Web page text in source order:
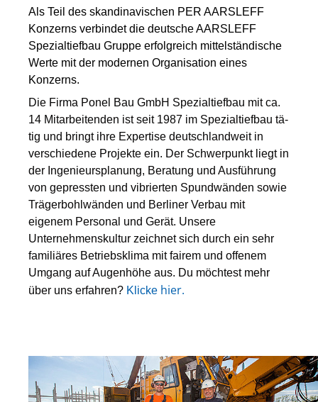
Als Teil des skandinavischen PER AARSLEFF
Konzerns verbindet die deutsche AARSLEFF
Spezialtiefbau Gruppe erfolgreich mittelständische
Werte mit der modernen Organisation eines
Konzerns.
Die Fir­ma Ponel Bau GmbH Spezialtiefbau mit ca.
14 Mitarbeitenden ist seit 1987 im Spezial­tief­bau tä­
tig und bringt ihre Expertise deutschlandweit in
verschiedene Projekte ein. Der Schwerpunkt liegt in
der Ingenieursplanung, Beratung und Ausführung
von gepressten und vibrierten Spundwänden sowie
Trägerbohlwänden und Berliner Verbau mit
eigenem Personal und Gerät. Unsere
Unternehmenskultur zeichnet sich durch ein sehr
familiäres Betriebsklima mit fairem und offenem
Umgang auf Augenhöhe aus. Du möchtest mehr
über uns erfahren? Klicke hier.